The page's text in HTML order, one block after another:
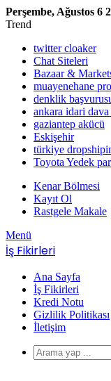
Perşembe, Ağustos 6
Trend
twitter cloaker
Chat Siteleri
Bazaar &
muayenehane
denklik
ankara idari dava
gaziantep akücü
Eskişehir
türkiye
Toyota Yedek
Kenar Bölmesi
Kayıt Ol
Rastgele Makale
Menü
İş Fikirleri
Ana Sayfa
İş Fikirleri
Kredi Notu
Gizlilik Politikası
İletişim